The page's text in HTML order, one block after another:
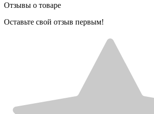
Отзывы о товаре
Оставьте свой отзыв первым!